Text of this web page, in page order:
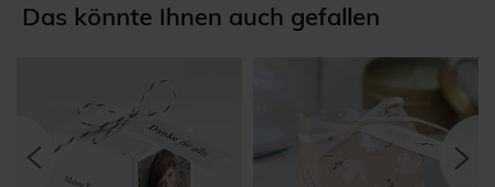
Das könnte Ihnen auch gefallen